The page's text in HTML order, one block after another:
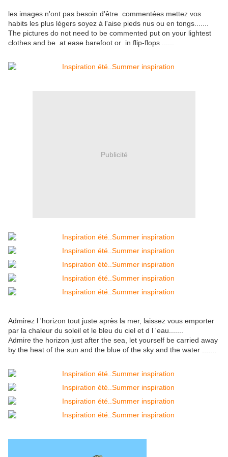
les images n'ont pas besoin d'être commentées mettez vos
habits les plus légers soyez à l'aise pieds nus ou en tongs.......
The pictures do not need to be commented put on your lightest
clothes and be at ease barefoot or in flip-flops ......
Publicité
Admirez l 'horizon tout juste après la mer, laissez vous emporter
par la chaleur du soleil et le bleu du ciel et d l 'eau.......
Admire the horizon just after the sea, let yourself be carried away
by the heat of the sun and the blue of the sky and the water .......